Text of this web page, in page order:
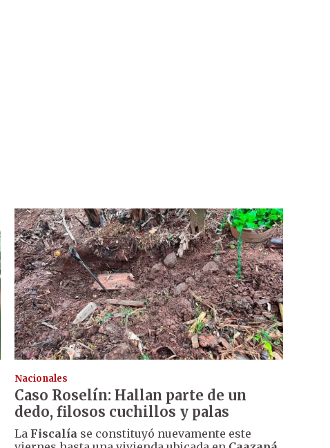
Nacionales
Caso Roselín: Hallan parte de un
dedo, filosos cuchillos y palas
La Fiscalíase constituyó nuevamente este